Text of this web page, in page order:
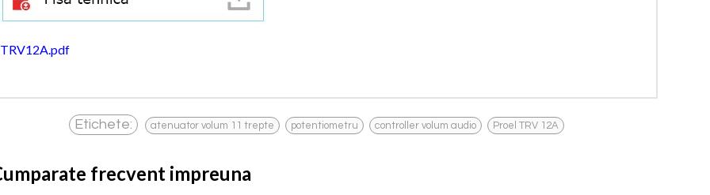
TRV12A.pdf
Etichete: atenuator volum 11 trepte , potentiometru , controller volum audio , Proel TRV 12A
frecvent impreuna